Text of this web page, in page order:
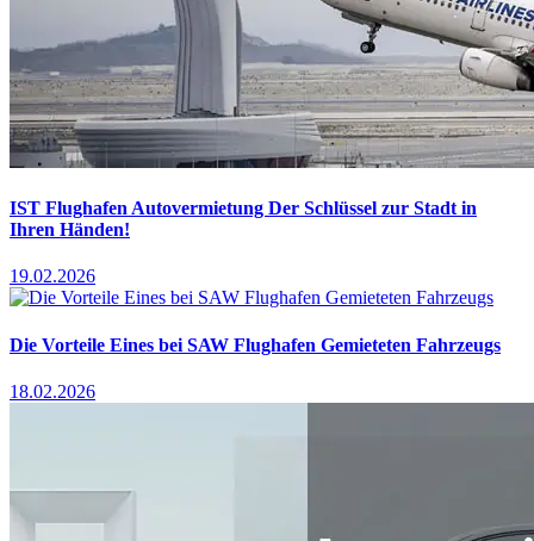
IST Flughafen Autovermietung Der Schlüssel zur Stadt in
Ihren Händen!
19.02.2026
Die Vorteile Eines bei SAW Flughafen Gemieteten Fahrzeugs
18.02.2026